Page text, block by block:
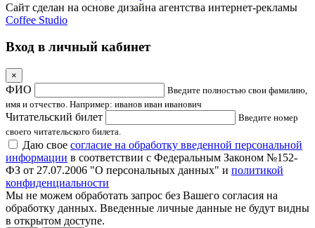
Сайт сделан на основе дизайна агентства интернет-рекламы
Coffee Studio
Вход в личный кабинет
×
ФИО
Введите полностью свои фамилию,
имя и отчество. Например: иванов иван иванович
Читательский билет
Введите номер
своего читательского билета.
Даю свое согласие на обработку введенной персональной
информации в соответствии с Федеральным Законом №152-
ФЗ от 27.07.2006 "О персональных данных" и политикой
конфиденциальности
Мы не можем обработать запрос без Вашего согласия на
обработку данных. Введенные личные данные не будут видны
в открытом доступе.